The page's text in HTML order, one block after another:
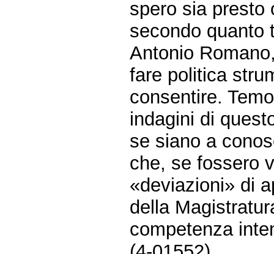
spero sia presto
secondo quanto
Antonio
fare politica
consentire.
indagini di
se siano a
che, se fossero
«deviazioni» di
della
competenza